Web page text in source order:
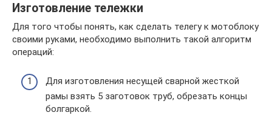
Изготовление тележки
Для того чтобы понять, как сделать телегу к мотоблоку
своими руками, необходимо выполнить такой алгоритм
операций:
Для изготовления несущей сварной жесткой
рамы взять 5 заготовок труб, обрезать концы
болгаркой.